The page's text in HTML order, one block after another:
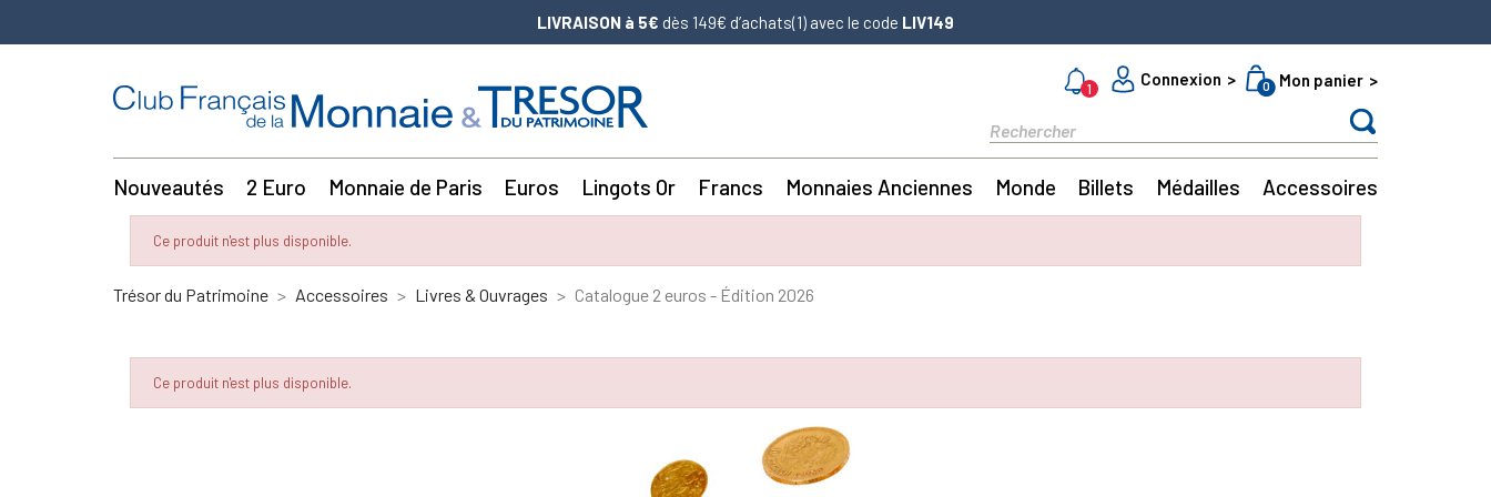
LIVRAISON à 5€ dès 149€ d’achats(1) avec le code LIV149
1
Connexion 0 Mon panier
Nouveautés 2 Euro Monnaie de Paris Euros Lingots Or Francs Monnaies Anciennes Monde Billets Médailles Accessoires
Ce produit n'est plus disponible.
Trésor du Patrimoine Accessoires Livres & Ouvrages Catalogue 2 euros - Édition 2026
Ce produit n'est plus disponible.